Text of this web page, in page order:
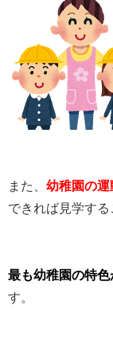
また、 幼稚園の運
できれば見学する
最も幼稚園の特色
す。